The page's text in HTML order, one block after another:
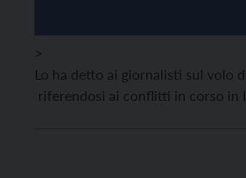
>
Lo ha detto ai giornalisti sul volo
riferendosi ai conflitti in corso in